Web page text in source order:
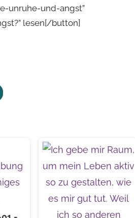
unruhe-und-angst”
lesen[/button]